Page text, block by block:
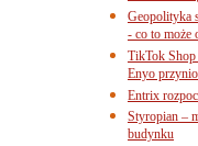
Geopolityka
- co to może
TikTok Shop
Enyo
Entrix
Styropian –
budynku